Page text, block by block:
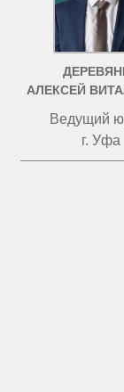
АЛЕКСЕЙ
Ведущий
г. Уфа